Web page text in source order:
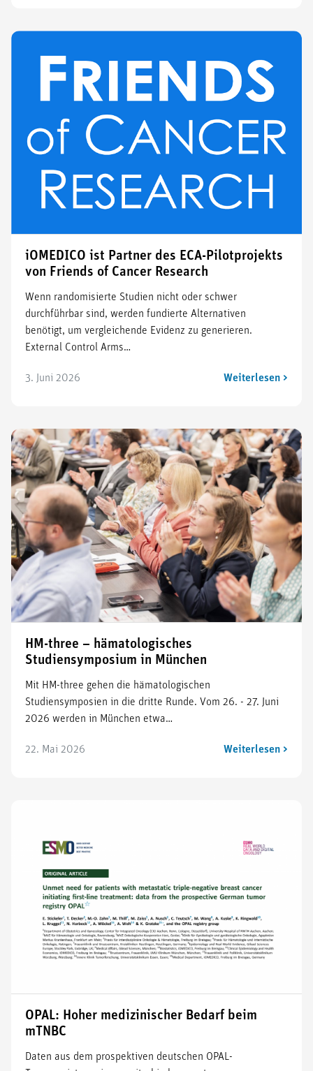
iOMEDICO ist Partner des ECA-Pilotprojekts
von Friends of Cancer Research
Wenn randomisierte Studien nicht oder schwer
durchführbar sind, werden fundierte Alternativen
benötigt, um vergleichende Evidenz zu generieren.
External Control Arms…
3. Juni 2026 Weiterlesen >
HM-three – hämatologisches
Studiensymposium in München
Mit HM-three gehen die hämatologischen
Studiensymposien in die dritte Runde. Vom 26. - 27. Juni
2026 werden in München etwa…
22. Mai 2026 Weiterlesen >
OPAL: Hoher medizinischer Bedarf beim
mTNBC
Daten aus dem prospektiven deutschen OPAL-